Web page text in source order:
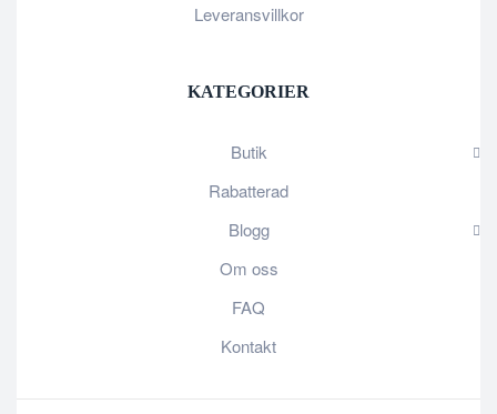
Leveransvillkor
KATEGORIER
Butik
Rabatterad
Blogg
Om oss
FAQ
Kontakt